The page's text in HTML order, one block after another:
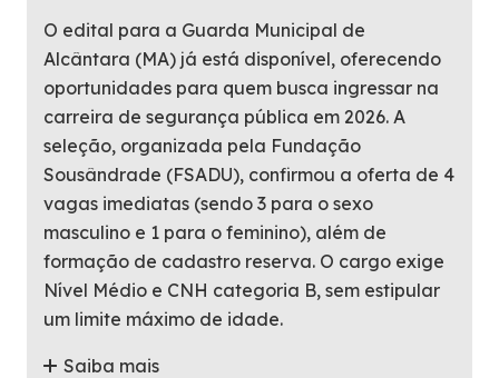
O edital para a Guarda Municipal de
Alcântara (MA) já está disponível, oferecendo
oportunidades para quem busca ingressar na
carreira de segurança pública em 2026. A
seleção, organizada pela Fundação
Sousândrade (FSADU), confirmou a oferta de 4
vagas imediatas (sendo 3 para o sexo
masculino e 1 para o feminino), além de
formação de cadastro reserva. O cargo exige
Nível Médio e CNH categoria B, sem estipular
um limite máximo de idade.
Saiba mais